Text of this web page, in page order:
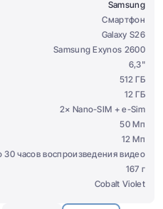
Samsung
Смартфон
Galaxy S26
Samsung Exynos 2600
6,3"
512 ГБ
12 ГБ
2× Nano-SIM + e-Sim
50 Мп
12 Мп
30 часов воспроизведения видео
167 г
Cobalt Violet